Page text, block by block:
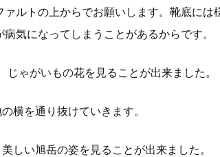
ルトの上からでお願いします。靴底に
気になってしまうことがあるからです。
じゃがいもの花を見ることが出来ました。
横を通り抜けていきます。
しい旭岳の姿を見ることが出来ました。